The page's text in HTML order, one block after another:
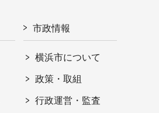
市政情報
横浜市について
政策・取組
行政運営・監査